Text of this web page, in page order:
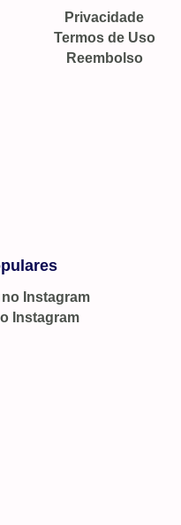
Privacidade
Termos de Uso
Reembolso
Instagram
Instagram